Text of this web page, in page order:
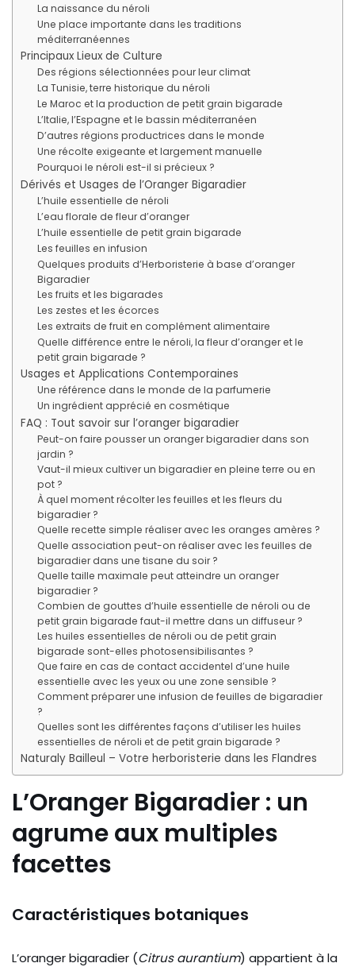
La naissance du néroli
Une place importante dans les traditions
méditerranéennes
Principaux Lieux de Culture
Des régions sélectionnées pour leur climat
La Tunisie, terre historique du néroli
Le Maroc et la production de petit grain bigarade
L’Italie, l’Espagne et le bassin méditerranéen
D’autres régions productrices dans le monde
Une récolte exigeante et largement manuelle
Pourquoi le néroli est-il si précieux ?
Dérivés et Usages de l’Oranger Bigaradier
L’huile essentielle de néroli
L’eau florale de fleur d’oranger
L’huile essentielle de petit grain bigarade
Les feuilles en infusion
Quelques produits d’Herboristerie à base d’oranger
Bigaradier
Les fruits et les bigarades
Les zestes et les écorces
Les extraits de fruit en complément alimentaire
Quelle différence entre le néroli, la fleur d’oranger et le
petit grain bigarade ?
Usages et Applications Contemporaines
Une référence dans le monde de la parfumerie
Un ingrédient apprécié en cosmétique
FAQ : Tout savoir sur l’oranger bigaradier
Peut-on faire pousser un oranger bigaradier dans son
jardin ?
Vaut-il mieux cultiver un bigaradier en pleine terre ou en
pot ?
À quel moment récolter les feuilles et les fleurs du
bigaradier ?
Quelle recette simple réaliser avec les oranges amères ?
Quelle association peut-on réaliser avec les feuilles de
bigaradier dans une tisane du soir ?
Quelle taille maximale peut atteindre un oranger
bigaradier ?
Combien de gouttes d’huile essentielle de néroli ou de
petit grain bigarade faut-il mettre dans un diffuseur ?
Les huiles essentielles de néroli ou de petit grain
bigarade sont-elles photosensibilisantes ?
Que faire en cas de contact accidentel d’une huile
essentielle avec les yeux ou une zone sensible ?
Comment préparer une infusion de feuilles de bigaradier
?
Quelles sont les différentes façons d’utiliser les huiles
essentielles de néroli et de petit grain bigarade ?
Naturaly Bailleul – Votre herboristerie dans les Flandres
L’Oranger Bigaradier : un
agrume aux multiples
facettes
Caractéristiques botaniques
L’oranger bigaradier (Citrus aurantium) appartient à la